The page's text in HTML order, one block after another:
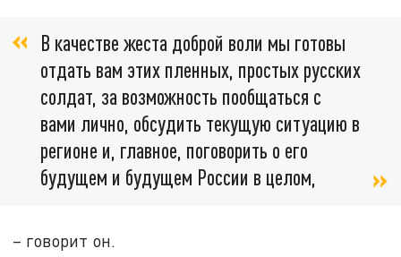
В качестве жеста доброй воли мы готовы
отдать вам этих пленных, простых русских
солдат, за возможность пообщаться с
вами лично, обсудить текущую ситуацию в
регионе и, главное, поговорить о его
будущем и будущем России в целом,
– говорит он.